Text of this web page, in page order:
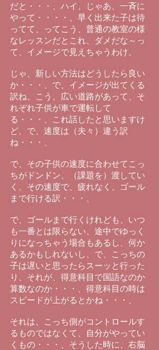
だと・・・、ハイ、じゃあ、一斉に
やって・・・・、早く出来た子は待
ってて、ってこう、普通の教室の様
なレッスンだとこれ、ダメだな～っ
て、イメージで見えちゃうわけ、
じゃ、新しい方法はどうしたら良い
か・・・、で、イメージが出てくる
訳ね、こう、広い道路があって、そ
れぞれ子供が車で運転して
る・・・、これ話したと思いますけ
ど、で、速度は（夫々）違う訳
ね・・・、
で、その子供の速度に合わせてこっ
ちがドンドン、（課題を）渡してい
く、その速度で、疲れなく、ゴール
まで行ける訳・・・、
で、ゴールまで行くけれども、いつ
も一番とは限らない、途中でゆっく
りになっちゃう場合もあるし、何か
あるかもしれないし、で、こっちの
子は遅いと思ったらスーッと行った
り、それが、得意科目で国語なのか
算数なのか・・・、得意科目の時は
スピードが上がるとかね・・・、
それは、こっち側がコントロールす
るものではなくて、自分がやってい
くもの・・・、そうした時に、右脳